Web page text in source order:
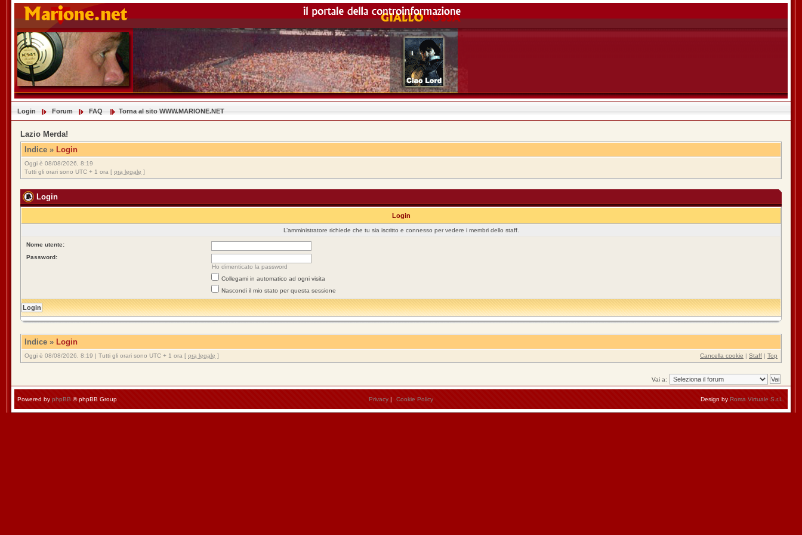
Login Forum FAQ Torna al sito WWW.MARIONE.NET
Lazio Merda!
Indice » Login
Oggi è 08/08/2026, 8:19
Tutti gli orari sono UTC + 1 ora [ ora legale ]
Login
Login
L’amministratore richiede che tu sia iscritto e connesso per vedere i membri dello staff.
Nome utente:
Password:
Ho dimenticato la password
Collegami in automatico ad ogni visita
Nascondi il mio stato per questa sessione
Indice » Login
Oggi è 08/08/2026, 8:19 | Tutti gli orari sono UTC + 1 ora [ ora legale ] Cancella cookie | Staff | Top
Vai a:
Powered by phpBB © phpBB Group Privacy | Cookie Policy Design by Roma Virtuale S.r.L.